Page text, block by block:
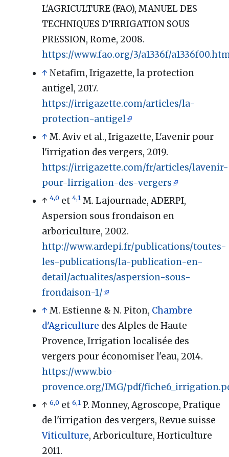
L'AGRICULTURE (FAO), MANUEL DES
TECHNIQUES D’IRRIGATION SOUS
PRESSION, Rome, 2008.
https://www.fao.org/3/a1336f/
↑Netafim, Irigazette, la protection
antigel, 2017.
https://irrigazette.com/articles/la-
protection-antigel
↑M. Aviv et al., Irigazette, L'avenir pour
l'irrigation des vergers, 2019.
https://irrigazette.com/fr/articles/lavenir-
pour-lirrigation-des-vergers
↑4,0 et4,1 M. Lajournade, ADERPI,
Aspersion sous frondaison en
arboriculture, 2002.
http://www.ardepi.fr/publications/toutes-
les-publications/la-publication-en-
detail/actualites/aspersion-sous-
frondaison-1/
↑M. Estienne & N. Piton, Chambre
d'Agriculture des Alples de Haute
Provence, Irrigation localisée des
vergers pour économiser l'eau, 2014.
https://www.bio-
provence.org/IMG/pdf/
↑6,0 et6,1 P. Monney, Agroscope, Pratique
de l'irrigation des vergers, Revue suisse
Viticulture, Arboriculture, Horticulture
2011.